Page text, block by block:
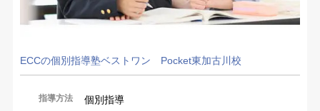
ECCの個別指導塾ベストワン Pocket東加古川校
指導方法 個別指導